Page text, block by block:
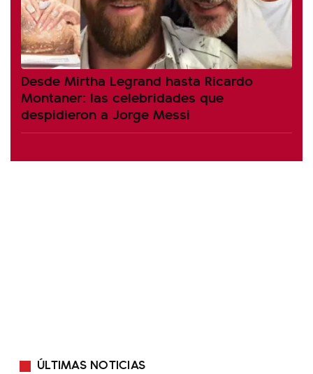
Desde Mirtha Legrand hasta Ricardo
Montaner: las celebridades que
despidieron a Jorge Messi
ÚLTIMAS NOTICIAS